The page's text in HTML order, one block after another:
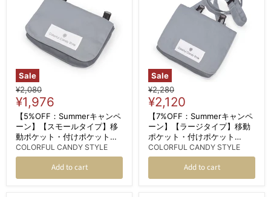
Sale
Original
price
¥2,080
Current
price
¥1,976
【5%OFF：Summerキャンペ
ーン】【スモールタイプ】移
動ポケット・付けポケット
（クリップタイプ） くすみ無
地 くすみグレイッシュブルー
COLORFUL CANDY STYLE
Add to cart
Sale
Original
price
¥2,280
Current
price
¥2,120
【7%OFF：Summerキャンペ
ーン】【ラージタイプ】移動
ポケット・付けポケット
（2wayタイプ） ショルダー
ベルト付き くすみ無地 くすみ
グレイッシュブルー
COLORFUL CANDY STYLE
Add to cart